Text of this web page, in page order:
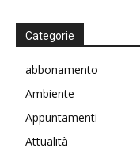
Categorie
abbonamento
Ambiente
Appuntamenti
Attualità